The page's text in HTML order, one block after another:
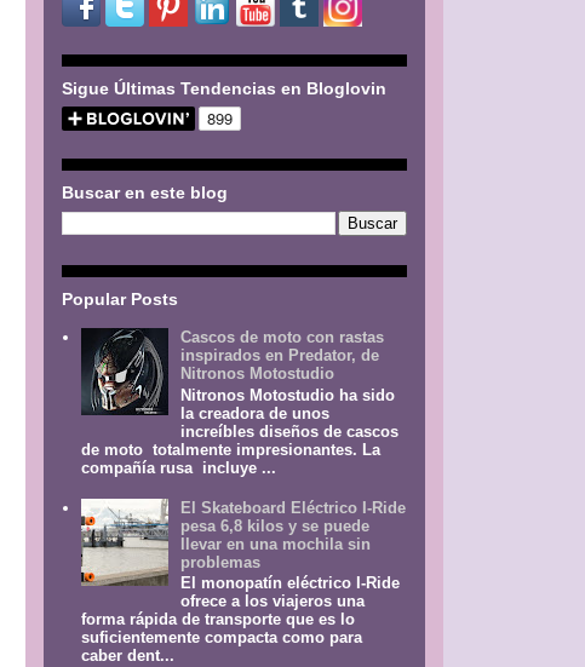
Sigue Últimas Tendencias en Bloglovin
Buscar en este blog
Popular Posts
Cascos de moto con rastas
inspirados en Predator, de
Nitronos Motostudio
Nitronos Motostudio ha sido
la creadora de unos
increíbles diseños de cascos
de moto totalmente impresionantes. La
compañía rusa incluye ...
El Skateboard Eléctrico I-Ride
pesa 6,8 kilos y se puede
llevar en una mochila sin
problemas
El monopatín eléctrico I-Ride
ofrece a los viajeros una
forma rápida de transporte que es lo
suficientemente compacta como para
caber dent...